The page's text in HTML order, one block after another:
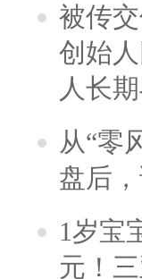
被传
创始
人长
从“零
盘后
1岁宝
元！